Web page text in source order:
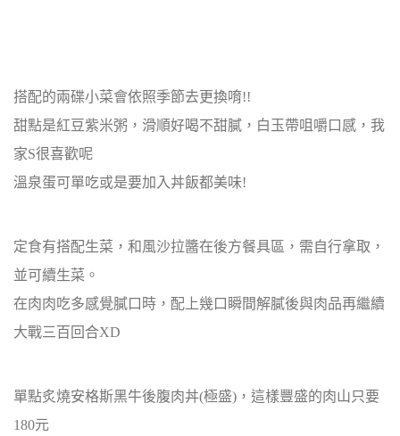
搭配的兩碟小菜會依照季節去更換唷!!
甜點是紅豆紫米粥，滑順好喝不甜膩，白玉帶咀嚼口感，我
家S很喜歡呢
溫泉蛋可單吃或是要加入丼飯都美味!
定食有搭配生菜，和風沙拉醬在後方餐具區，需自行拿取，
並可續生菜。
在肉肉吃多感覺膩口時，配上幾口瞬間解膩後與肉品再繼續
大戰三百回合XD
單點炙燒安格斯黑牛後腹肉丼(極盛)，這樣豐盛的肉山只要
180元